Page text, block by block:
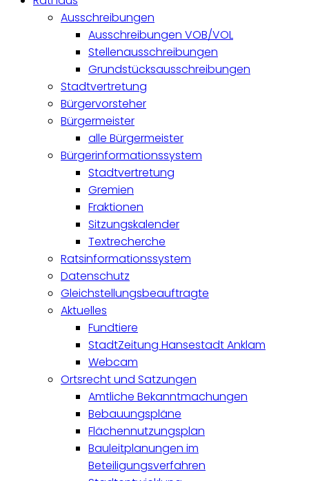
Ausschreibungen
Ausschreibungen VOB/VOL
Stellenausschreibungen
Grundstücksausschreibungen
Stadtvertretung
Bürgervorsteher
Bürgermeister
alle Bürgermeister
Bürgerinformationssystem
Stadtvertretung
Gremien
Fraktionen
Sitzungskalender
Textrecherche
Ratsinformationssystem
Datenschutz
Gleichstellungsbeauftragte
Aktuelles
Fundtiere
StadtZeitung Hansestadt Anklam
Webcam
Ortsrecht und Satzungen
Amtliche Bekanntmachungen
Bebauungspläne
Flächennutzungsplan
Bauleitplanungen im
Beteiligungsverfahren